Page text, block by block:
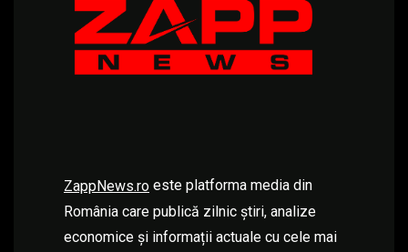
ZappNews.ro este platforma media din
România care publică zilnic știri, analize
economice și informații actuale cu cele mai